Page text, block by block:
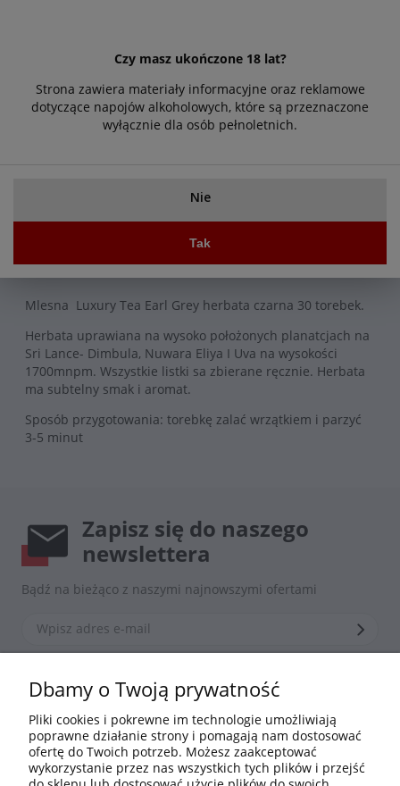
Czy masz ukończone 18 lat?
Strona zawiera materiały informacyjne oraz reklamowe
dotyczące napojów alkoholowych, które są przeznaczone
wyłącznie dla osób pełnoletnich.
Nie
Tak
Do koszyka
Cechy produktu
Mlesna Luxury Tea Earl Grey herbata czarna 30 torebek.
Herbata uprawiana na wysoko położonych planatcjach na
Sri Lance- Dimbula, Nuwara Eliya I Uva na wysokości
1700mnpm. Wszystkie listki sa zbierane ręcznie. Herbata
ma subtelny smak i aromat.
Sposób przygotowania: torebkę zalać wrzątkiem i parzyć
3-5 minut
Zapisz się do naszego
newslettera
Bądź na bieżąco z naszymi najnowszymi ofertami
*Zapisując się zgadzasz się z nasząpolityką prywatności
Informacje
Dbamy o Twoją prywatność
Pliki cookies i pokrewne im technologie umożliwiają
poprawne działanie strony i pomagają nam dostosować
ofertę do Twoich potrzeb. Możesz zaakceptować
wykorzystanie przez nas wszystkich tych plików i przejść